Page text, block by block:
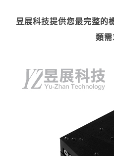
昱展科技提供您最完整的
類需